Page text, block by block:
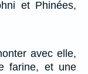
et Phinées,
avec elle,
farine, et une